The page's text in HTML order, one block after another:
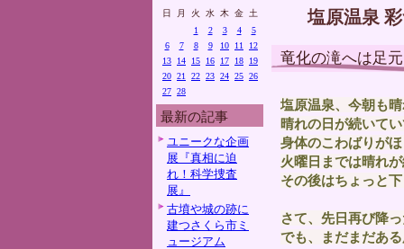
日 月 火 水 木 金
土
1
2 3 4
5
6
7 8 9 10 11
12
13
14 15 16 17 18
19
20 21 22 23 24 25 26
27 28
最新の記事
ユニークな企画
展『真相に迫
れ！科学捜査
展』
古墳や城の跡に
建つさくら市ミ
ュージアム
塩原温泉
竜化の滝へは足
塩原温泉、今朝も
晴れの日が続いて
身体のこわばりが
火曜日までは晴れ
その後はちょっと
さて、先日再び降
でも、まだまだあ